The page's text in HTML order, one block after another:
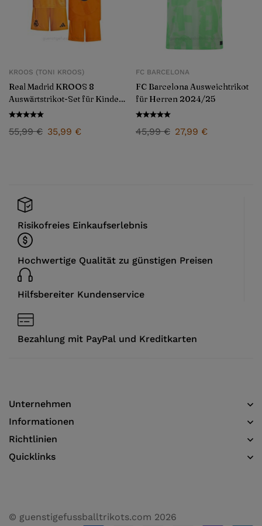
KROOS (TONI KROOS)
Real Madrid KROOS 8
Auswärtstrikot-Set für Kinder
24/25
55,99€ 35,99 €
FC BARCELONA
FC Barcelona Ausweichtrikot
für Herren 2024/25
45,99€ 27,99 €
Risikofreies Einkaufserlebnis
Hochwertige Qualität zu günstigen Preisen
Hilfsbereiter Kundenservice
Bezahlung mit PayPal und Kreditkarten
Unternehmen
Informationen​
Richtlinien
Quicklinks
© guenstigefussballtrikots.com 2026